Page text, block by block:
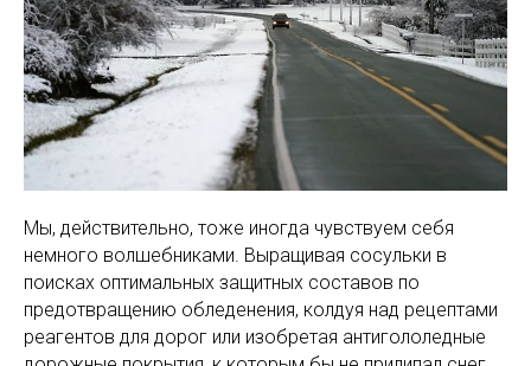
Мы, действительно, тоже иногда чувствуем себя
немного волшебниками. Выращивая сосульки в
поисках оптимальных защитных составов по
предотвращению обледенения, колдуя над рецептами
реагентов для дорог или изобретая антигололедные